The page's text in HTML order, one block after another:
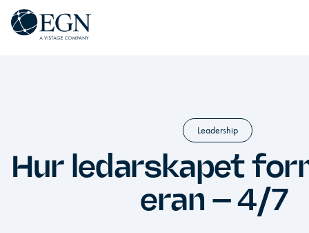
Hoppa till innehåll
Executives' Global Network
Leadership
Hur ledarskapet
eran – 4/7